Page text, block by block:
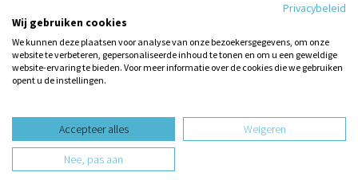
“Profeet” staat met een hoofdletter, dat ziet op
de Grote Profeet, zo werd uitgelegd. Het zou
daarom een adventstekst ...
2 reacties 24-01-2024
design website door
website-ontwikkeling door
een vraag
Privacybeleid
Wij gebruiken cookies
We kunnen deze plaatsen voor analyse van onze bezoekersgegevens, om onze
website te verbeteren, gepersonaliseerde inhoud te tonen en om u een geweldige
website-ervaring te bieden. Voor meer informatie over de cookies die we gebruiken
opent u de instellingen.
Accepteer alles Weigeren
Nee, pas aan